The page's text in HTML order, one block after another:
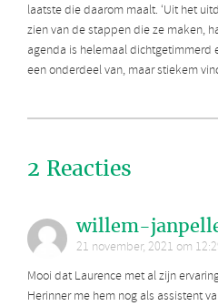
laatste die daarom maalt. ‘Uit het
zien van de stappen die ze maken,
agenda is helemaal dichtgetimmerd
een onderdeel van, maar stiekem
2 Reacties
willem-
21 november, 2021 om
Mooi dat Laurence met al zijn
Herinner me hem nog als assistent